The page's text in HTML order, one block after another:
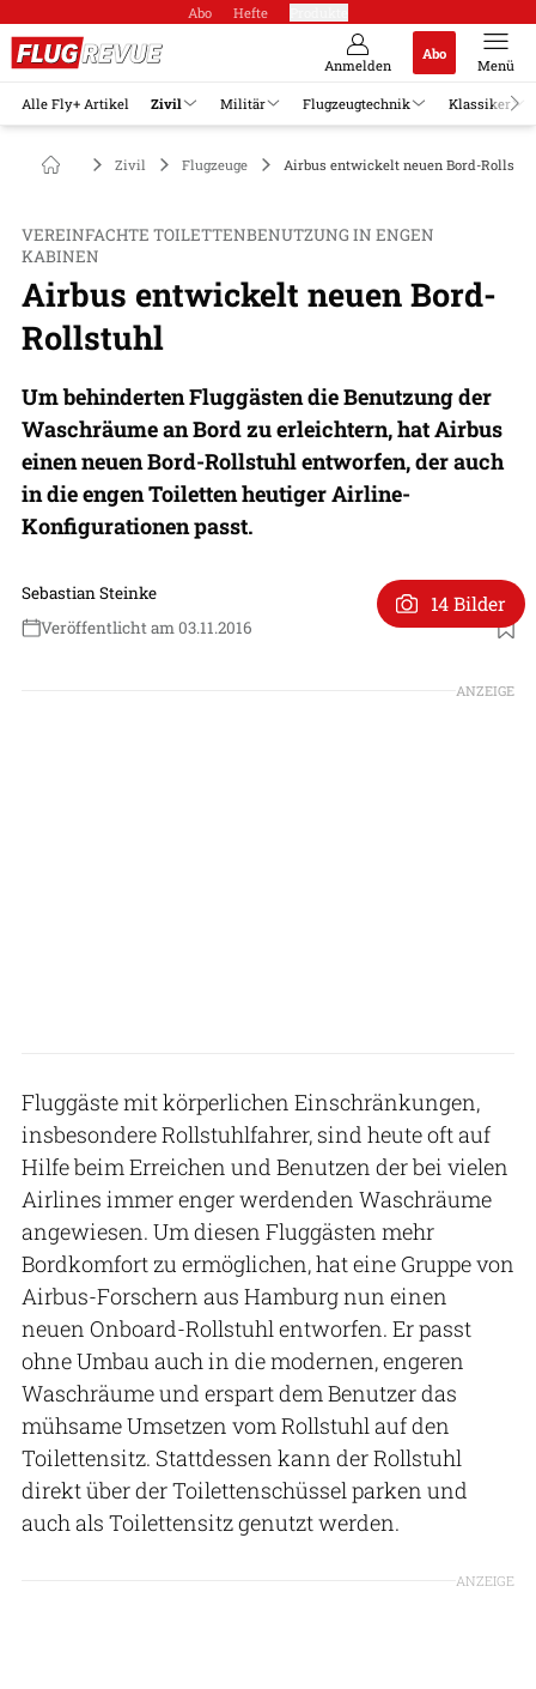
Abo Hefte
Anmelden
Abo
Menü
Alle Fly+ Artikel Zivil Militär Flugzeugtechnik Klassiker
Zivil Flugzeuge Airbus entwickelt neuen Bord-
VEREINFACHTE TOILETTENBENUTZUNG IN ENGEN
KABINEN
Airbus entwickelt neuen Bord-
Rollstuhl
Um behinderten Fluggästen die Benutzung der
Waschräume an Bord zu erleichtern, hat Airbus
einen neuen Bord-Rollstuhl entworfen, der auch
in die engen Toiletten heutiger Airline-
Konfigurationen passt.
Sebastian Steinke
Veröffentlicht am 03.11.2016
14 Bilder
ANZEIGE
Fluggäste mit körperlichen Einschränkungen,
insbesondere Rollstuhlfahrer, sind heute oft auf
Hilfe beim Erreichen und Benutzen der bei vielen
Airlines immer enger werdenden Waschräume
angewiesen. Um diesen Fluggästen mehr
Bordkomfort zu ermöglichen, hat eine Gruppe von
Airbus-Forschern aus Hamburg nun einen
neuen Onboard-Rollstuhl entworfen. Er passt
ohne Umbau auch in die modernen, engeren
Waschräume und erspart dem Benutzer das
mühsame Umsetzen vom Rollstuhl auf den
Toilettensitz. Stattdessen kann der Rollstuhl
direkt über der Toilettenschüssel parken und
auch als Toilettensitz genutzt werden.
ANZEIGE